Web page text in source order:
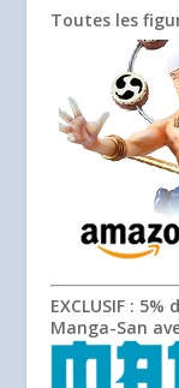
Toutes les
EXCLUSIF : 5%
Manga-San